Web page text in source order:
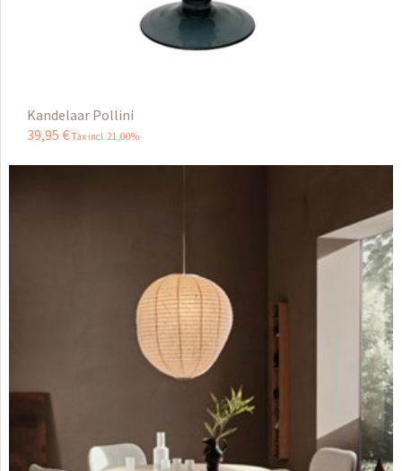
Kandelaar Pollini
39,95 € Tax incl 21,00%